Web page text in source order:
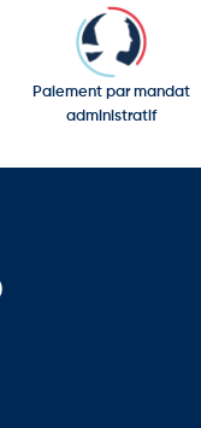
Paiement par mandat
administratif